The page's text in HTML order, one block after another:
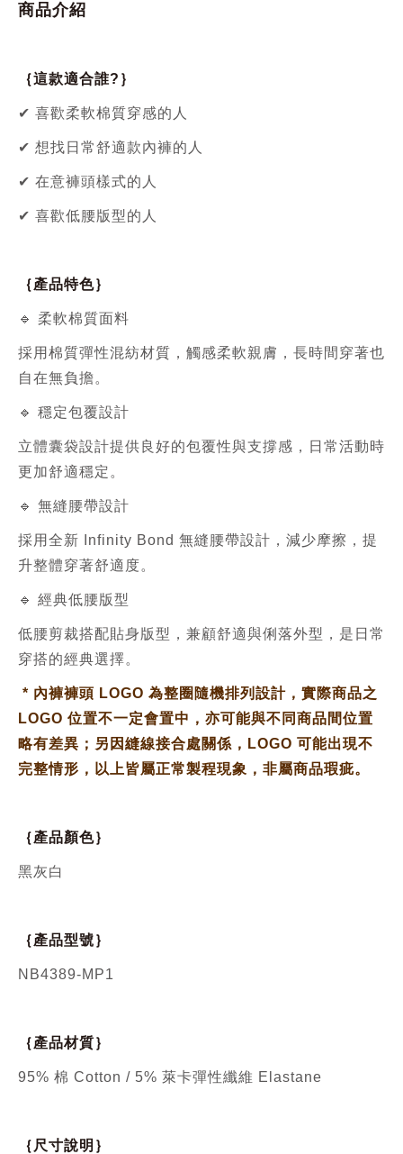
商品介紹
｛這款適合誰?｝
✔ 喜歡柔軟棉質穿感的人
✔ 想找日常舒適款內褲的人
✔ 在意褲頭樣式的人
✔ 喜歡低腰版型的人
｛產品特色｝
🔹 柔軟棉質面料
採用棉質彈性混紡材質，觸感柔軟親膚，長時間穿著也
自在無負擔。
🔹 穩定包覆設計
立體囊袋設計提供良好的包覆性與支撐感，日常活動時
更加舒適穩定。
🔹 無縫腰帶設計
採用全新 Infinity Bond 無縫腰帶設計，減少摩擦，提
升整體穿著舒適度。
🔹 經典低腰版型
低腰剪裁搭配貼身版型，兼顧舒適與俐落外型，是日常
穿搭的經典選擇。
* 內褲褲頭 LOGO 為整圈隨機排列設計，實際商品之
LOGO 位置不一定會置中，亦可能與不同商品間位置
略有差異；另因縫線接合處關係，LOGO 可能出現不
完整情形，以上皆屬正常製程現象，非屬商品瑕疵。
｛產品顏色｝
黑灰白
｛產品型號｝
NB4389-MP1
｛產品材質｝
95% 棉 Cotton / 5% 萊卡彈性纖維 Elastane
｛尺寸說明｝